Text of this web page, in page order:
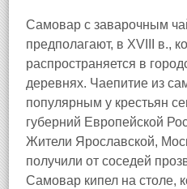
Самовар с заварочным
предполагают, в XVIII в.,
распространяется в
деревнях. Чаепитие из
популярным у крестьян
губерний Европейской
Жители Ярославской,
получили от соседей
Самовар кипел на столе,